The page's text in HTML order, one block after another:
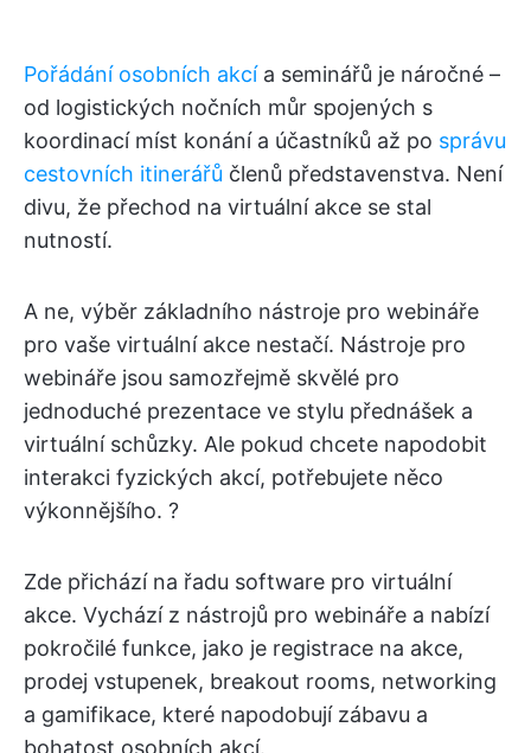
Pořádání osobních akcía seminářů je náročné –
od logistických nočních můr spojených s
koordinací míst konání a účastníků až po správu
cestovních itinerářů členů představenstva. Není
divu, že přechod na virtuální akce se stal
nutností.
A ne, výběr základního nástroje pro webináře
pro vaše virtuální akce nestačí. Nástroje pro
webináře jsou samozřejmě skvělé pro
jednoduché prezentace ve stylu přednášek a
virtuální schůzky. Ale pokud chcete napodobit
interakci fyzických akcí, potřebujete něco
výkonnějšího. ?
Zde přichází na řadu software pro virtuální
akce. Vychází z nástrojů pro webináře a nabízí
pokročilé funkce, jako je registrace na akce,
prodej vstupenek, breakout rooms, networking
a gamifikace, které napodobují zábavu a
bohatost osobních akcí.